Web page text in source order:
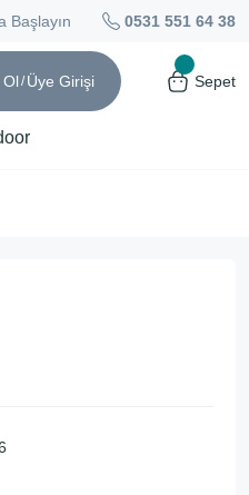
Başlayın 0531 551 64 38
Ol/ Üye Girişi Sepet